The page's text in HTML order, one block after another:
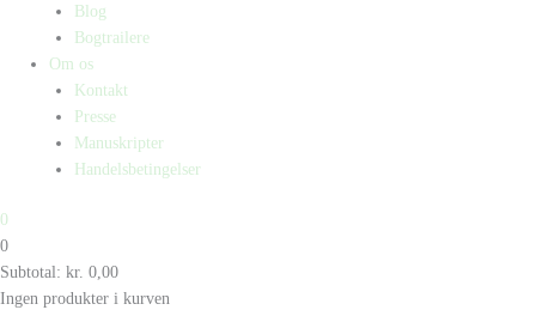
Blog
Bogtrailere
Om os
Kontakt
Presse
Manuskripter
Handelsbetingelser
0
0
Subtotal: kr. 0,00
Ingen produkter i kurven